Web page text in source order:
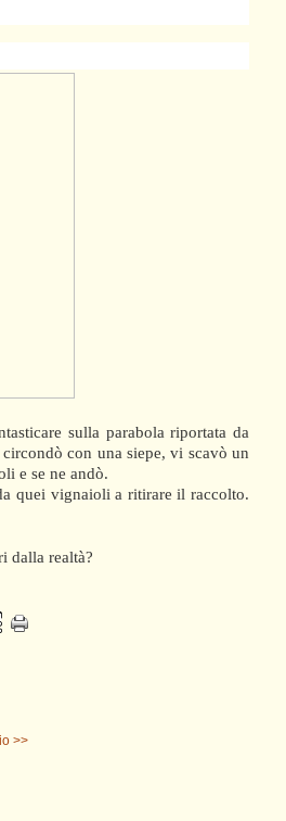
sulla parabola riportata da
con una siepe, vi scavò un
e se ne andò.
quei vignaioli a ritirare il raccolto.
dalla realtà?
>>